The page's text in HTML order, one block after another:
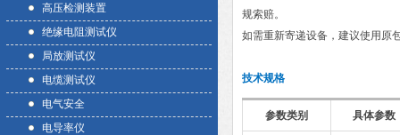
高压检测装置
绝缘电阻测试仪
局放测试仪
电缆测试仪
电气安全
电导率仪
规索赔。
如需重新寄递设备，建议使用原
技术规格
参数类别 具体参数